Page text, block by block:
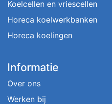
Koelcellen en vriescellen
Horeca koelwerkbanken
Horeca koelingen
Informatie
Over ons
Werken bij